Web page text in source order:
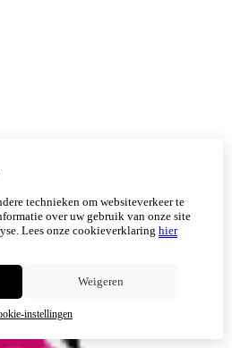
technieken om websiteverkeer te
over uw gebruik van onze site
Lees onze cookieverklaring hier
Weigeren
instellingen